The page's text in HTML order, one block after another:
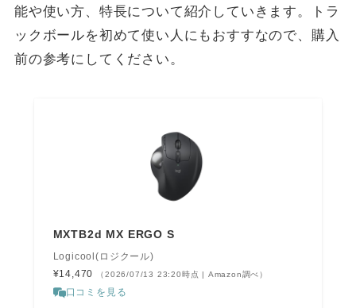
能や使い方、特長について紹介していきます。トラ
ックボールを初めて使い人にもおすすなので、購入
前の参考にしてください。
MXTB2d MX ERGO S
Logicool(ロジクール)
¥14,470
（2026/07/13 23:20時点 | Amazon調べ）
口コミを見る